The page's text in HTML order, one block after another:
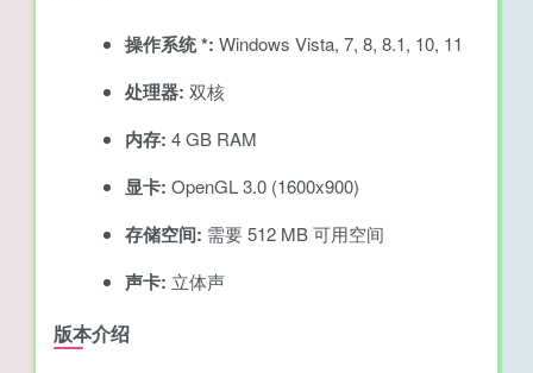
操作系统 *: Windows Vista, 7, 8, 8.1, 10, 11
处理器: 双核
内存: 4 GB RAM
显卡: OpenGL 3.0 (1600x900)
存储空间: 需要 512 MB 可用空间
声卡: 立体声
版本介绍